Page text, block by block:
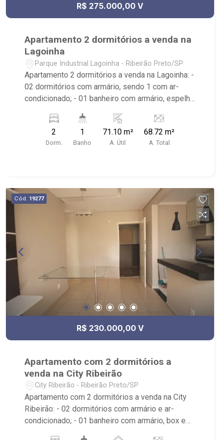
R$ 275.000,00 V
Apartamento 2 dormitórios a venda na
Lagoinha
Parque Industrial Lagoinha - Ribeirão Preto/SP
Apartamento 2 dormitórios a venda na Lagoinha: -
02 dormitórios com armário, sendo 1 com ar-
condicionado; - 01 banheiro com armário, espelho
ambientes; - Ventilador de teto no imóvel; -
Cozinha planejada; - Área de Serviço planejada; -
Varanda; - Edifício com portaria 24h, elevador
2
Dorm.
1
Banho
71.10 m²
A. Útil
68.72 m²
A. Total
Cód. 19277
R$ 230.000,00 V
Apartamento com 2 dormitórios a
venda na City Ribeirão
City Ribeirão - Ribeirão Preto/SP
Apartamento com 2 dormitórios a venda na City
Ribeirão: - 02 dormitórios com armário e ar-
condicionado; - 01 banheiro com armário, box e